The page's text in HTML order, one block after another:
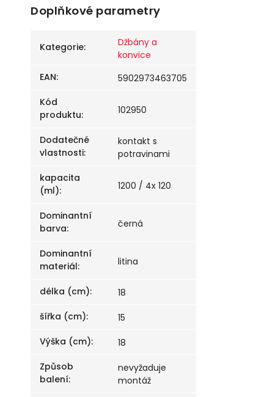
Doplňkové parametry
Kategorie:
Džbány a
konvice
EAN:
5902973463705
Kód
produktu: 102950
Dodatečné
vlastnosti:
kontakt s
potravinami
kapacita
(ml): 1200 / 4x 120
Dominantní
barva: černá
Dominantní
materiál: litina
délka (cm):
18
šířka (cm):
15
Výška (cm):
18
Způsob
balení:
nevyžaduje
montáž